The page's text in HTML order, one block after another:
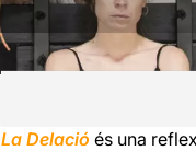
La Delació és una